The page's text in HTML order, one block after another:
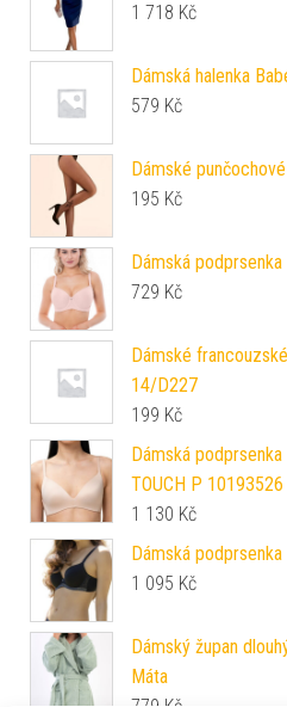
1 718 Kč
Dámská halenka
579 Kč
Dámské
195 Kč
Dámská
729 Kč
Dámské
14/D227
199 Kč
Dámská
TOUCH P 10193526
1 130 Kč
Dámská
1 095 Kč
Dámský župan
Máta